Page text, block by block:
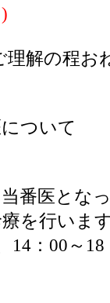
解の程お
ついて
番医とな
を行いま
14：00～